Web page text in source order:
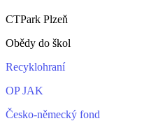
CTPark Plzeň
Obědy do škol
Recyklohraní
OP JAK
Česko-německý fond